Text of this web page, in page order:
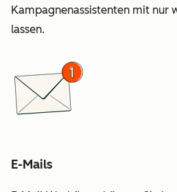
Kampagnenassistenten mit nur
lassen.
E-Mails